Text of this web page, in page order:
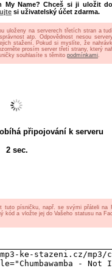
My Name? Chceš si ji uložit
si uživatelský účet zdarma.
uloženy na serverech třetích stran a
atp. Odpovědnost nesou
stažení. Pokud si myslíte, že
prosím server třetí strany, který
souhlasíte s těmito podmínkami.
připojování k serveru
2sec.
písničku, např. se svými přáteli na
kód a vložte jej do Vašeho statusu na